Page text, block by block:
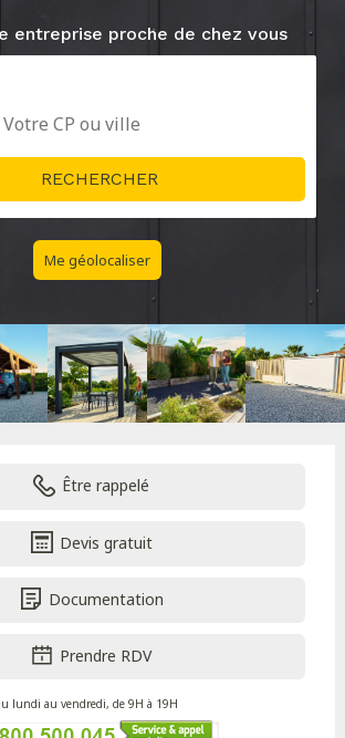
entreprise proche de chez vous
Me géolocaliser
Être rappelé
Devis gratuit
Documentation
Prendre RDV
lundi au vendredi, de 9H à 19H